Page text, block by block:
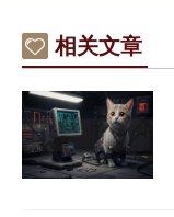
相关文章